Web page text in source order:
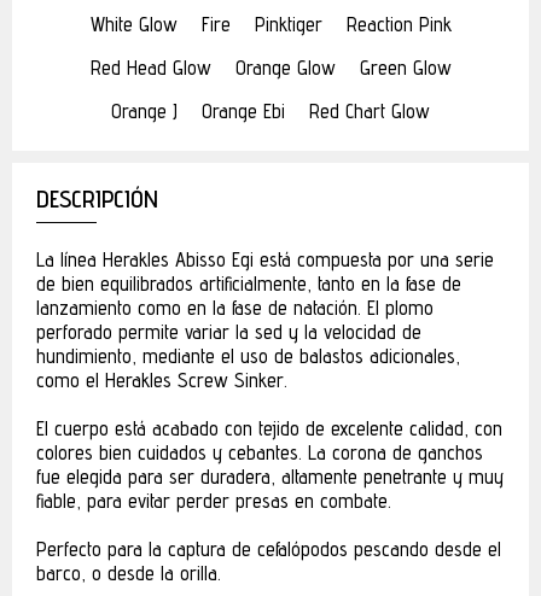
White Glow Fire Pinktiger
Reaction Pink
Red Head Glow
Orange Glow
Green Glow
Orange J
Orange Ebi Red Chart Glow
DESCRIPCIÓN
La línea Herakles Abisso Egi está compuesta por una serie
de bien equilibrados artificialmente, tanto en la fase de
lanzamiento como en la fase de natación. El plomo
perforado permite variar la sed y la velocidad de
hundimiento, mediante el uso de balastos adicionales,
como el Herakles Screw Sinker.
El cuerpo está acabado con tejido de excelente calidad, con
colores bien cuidados y cebantes. La corona de ganchos
fue elegida para ser duradera, altamente penetrante y muy
fiable, para evitar perder presas en combate.
Perfecto para la captura de cefalópodos pescando desde el
barco, o desde la orilla.